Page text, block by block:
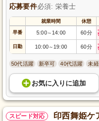
応募要件必須: 栄養士
就業時間 休憩
早番 5:00～ 14:00 60分
日勤 10:00～ 19:00 60分
50代活躍 新卒可 40代活躍 未
お気に入り に追加
スピード対応 印西舞姫ケ